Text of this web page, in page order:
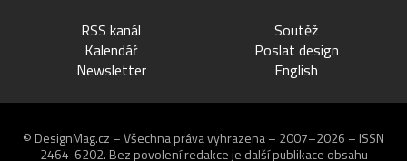
RSS kanál
Kalendář
Newsletter
Soutěž
Poslat design
English
© DesignMag.cz – Všechna práva vyhrazena – 2007–2026 – ISSN
2464-6202. Bez povolení redakce je další publikace obsahu